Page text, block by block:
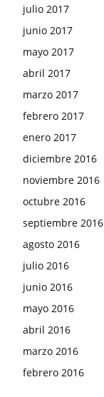
julio 2017
junio 2017
mayo 2017
abril 2017
marzo 2017
febrero 2017
enero 2017
diciembre 2016
noviembre 2016
octubre 2016
septiembre 2016
agosto 2016
julio 2016
junio 2016
mayo 2016
abril 2016
marzo 2016
febrero 2016